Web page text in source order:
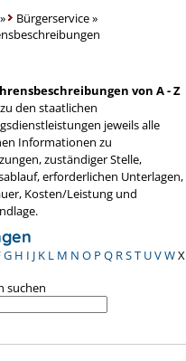
» Bürgerservice»
von A - Z
den staatlichen
jeweils alle
Informationen zu
zuständiger Stelle,
erforderlichen Unterlagen,
Kosten/Leistung und
G H I J K L M N O P Q RST UVWX
suchen